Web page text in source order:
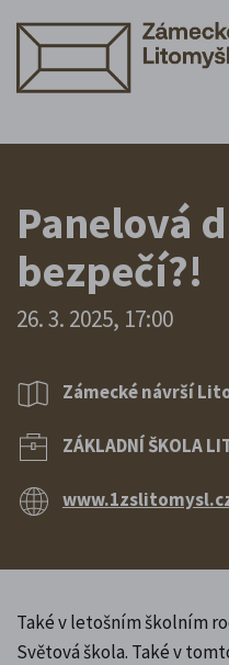
Panelová
bezpečí?!
26. 3. 2025, 17:00
Zámecké návrší
ZÁKLADNÍ ŠKOLA
Také v letošním školním
Světová škola. Také v